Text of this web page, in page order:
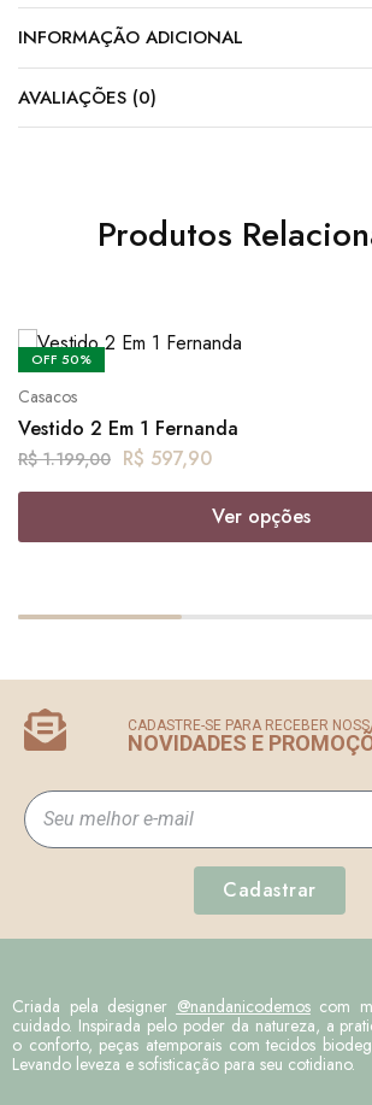
INFORMAÇÃO ADICIONAL
AVALIAÇÕES (0)
Produtos
OFF 50%
Casacos
Vestido 2 Em 1 Fernanda
R$1.199,00 R$ 597,90
Ver opções
CADASTRE-SE PARA RECEBER
NOVIDADES E
Cadastrar
Criada pela designer @nandanicodemoscom
cuidado. Inspirada pelo poder da natureza, a
o conforto, peças atemporais com tecidos
Levando leveza e sofisticação para seu cotidiano.